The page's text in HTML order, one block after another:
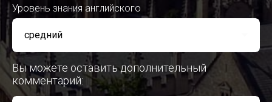
Уровень знания английского
Вы можете оставить дополнительный
комментарий: